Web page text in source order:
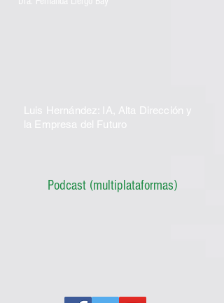
Luis Hernández: IA, Alta Dirección y
la Empresa del Futuro
Podcast (multiplataformas)